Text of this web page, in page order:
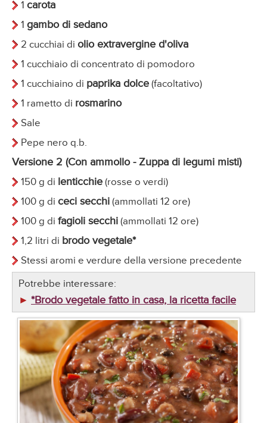
1 carota
1 gambo di sedano
2 cucchiai di olio extravergine d'oliva
1 cucchiaio di concentrato di pomodoro
1 cucchiaino di paprika dolce (facoltativo)
1 rametto di rosmarino
Sale
Pepe nero q.b.
Versione 2 (Con ammollo - Zuppa di legumi misti)
150 g di lenticchie (rosse o verdi)
100 g di ceci secchi (ammollati 12 ore)
100 g di fagioli secchi (ammollati 12 ore)
1,2 litri di brodo vegetale*
Stessi aromi e verdure della versione precedente
Potrebbe interessare:
► *Brodo vegetale fatto in casa, la ricetta facile